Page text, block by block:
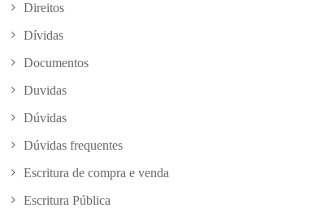
Direitos
Dívidas
Documentos
Duvidas
Dúvidas
Dúvidas frequentes
Escritura de compra e venda
Escritura Pública